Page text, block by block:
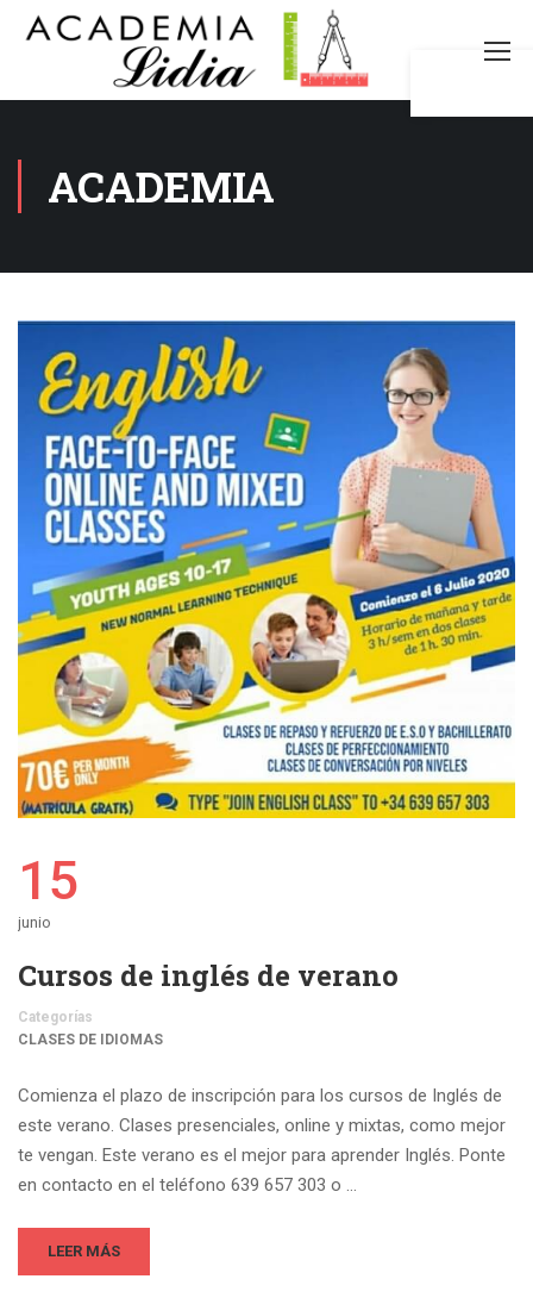
ACADEMIA
15
junio
Cursos de inglés de verano
Categorías
CLASES DE IDIOMAS
Comienza el plazo de inscripción para los cursos de Inglés de
este verano. Clases presenciales, online y mixtas, como mejor
te vengan. Este verano es el mejor para aprender Inglés. Ponte
en contacto en el teléfono 639 657 303 o …
LEER MÁS